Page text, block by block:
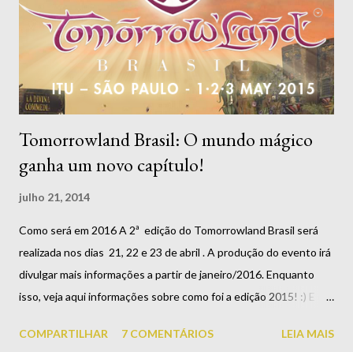
retirada dos vouchers, como chegar e sair do festival, como
funciona o camping (DreamVille) e muito mais! O que é o
Tomorrowland O Tomorrowland é um festival de música
Tomorrowland Brasil: O mundo mágico
ganha um novo capítulo!
julho 21, 2014
Como será em 2016 A 2ª edição do Tomorrowland Brasil será
realizada nos dias 21, 22 e 23 de abril . A produção do evento irá
divulgar mais informações a partir de janeiro/2016. Enquanto
isso, veja aqui informações sobre como foi a edição 2015! :) E o
uma edição do Tomorrowland, entre os dias 1, 2 e 3 de maio de
COMPARTILHAR 7 COMENTÁRIOS LEIA MAIS